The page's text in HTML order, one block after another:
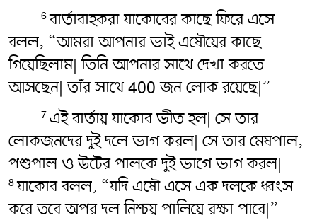
6বার্তাবাহকরা যাকোবের কাছে ফিরে এসে
বলল, “আমরা আপনার ভাই এষৌয়ের কাছে
গিয়েছিলাম| তিনি আপনার সাথে দেখা করতে
আসছেন| তাঁর সাথে 400 জন লোক রয়েছে|”
7 এই বার্তায় যাকোব ভীত হল| সে তার
লোকজনদের দুই দলে ভাগ করল| সে তার মেষপাল,
পশুপাল ও উটের পালকে দুই ভাগে ভাগ করল|
8যাকোব বলল, “যদি এষৌ এসে এক দলকে ধ্বংস
করে তবে অপর দল নিশ্চয় পালিয়ে রক্ষা পাবে|”